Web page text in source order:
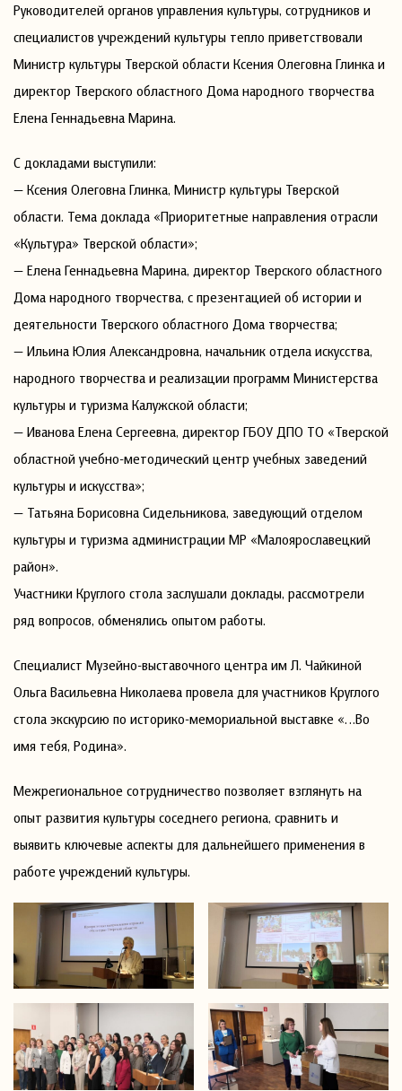
Руководителей органов управления культуры, сотрудников и
специалистов учреждений культуры тепло приветствовали
Министр культуры Тверской области Ксения Олеговна Глинка и
директор Тверского областного Дома народного творчества
Елена Геннадьевна Марина.
С докладами выступили:
— Ксения Олеговна Глинка, Министр культуры Тверской
области. Тема доклада «Приоритетные направления отрасли
«Культура» Тверской области»;
— Елена Геннадьевна Марина, директор Тверского областного
Дома народного творчества, с презентацией об истории и
деятельности Тверского областного Дома творчества;
— Ильина Юлия Александровна, начальник отдела искусства,
народного творчества и реализации программ Министерства
культуры и туризма Калужской области;
— Иванова Елена Сергеевна, директор ГБОУ ДПО ТО «Тверской
областной учебно-методический центр учебных заведений
культуры и искусства»;
— Татьяна Борисовна Сидельникова, заведующий отделом
культуры и туризма администрации МР «Малоярославецкий
район».
Участники Круглого стола заслушали доклады, рассмотрели
ряд вопросов, обменялись опытом работы.
Специалист Музейно-выставочного центра им Л. Чайкиной
Ольга Васильевна Николаева провела для участников Круглого
стола экскурсию по историко-мемориальной выставке «…Во
имя тебя, Родина».
Межрегиональное сотрудничество позволяет взглянуть на
опыт развития культуры соседнего региона, сравнить и
выявить ключевые аспекты для дальнейшего применения в
работе учреждений культуры.